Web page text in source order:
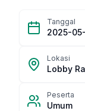
Tanggal
2025-
Lokasi
Peserta
Umum